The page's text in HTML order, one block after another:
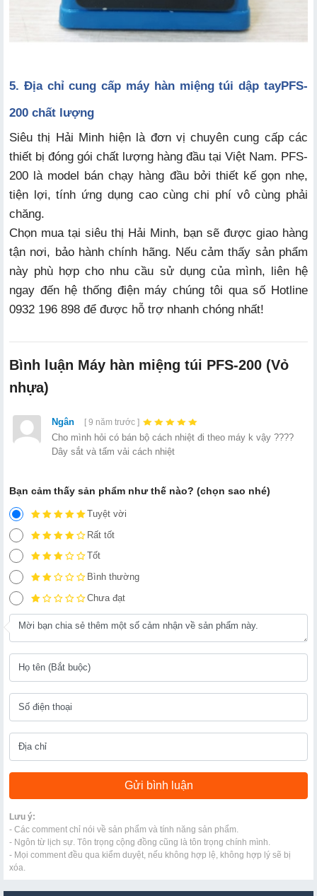
5. Địa chỉ cung cấp máy hàn miệng túi dập tayPFS-
200 chất lượng
Siêu thị Hải Minh hiện là đơn vị chuyên cung cấp các
thiết bị đóng gói chất lượng hàng đầu tại Việt Nam. PFS-
200 là model bán chạy hàng đầu bởi thiết kế gọn nhẹ,
tiện lợi, tính ứng dụng cao cùng chi phí vô cùng phải
chăng.
Chọn mua tại siêu thị Hải Minh, bạn sẽ được giao hàng
tận nơi, bảo hành chính hãng. Nếu cảm thấy sản phẩm
này phù hợp cho nhu cầu sử dụng của mình, liên hệ
ngay đến hệ thống điện máy chúng tôi qua số Hotline
0932 196 898 để được hỗ trợ nhanh chóng nhất!
Bình luận Máy hàn miệng túi PFS-200 (Vỏ
nhựa)
Ngân [ 9 năm trước ]
Cho mình hỏi có bán bộ cách nhiệt đi theo máy k vậy ????
Dây sắt và tấm vải cách nhiệt
Bạn cảm thấy sản phẩm như thế nào? (chọn sao nhé)
Tuyệt vời
Rất tốt
Tốt
Bình thường
Chưa đạt
Lưu ý:
- Các comment chỉ nói về sản phẩm và tính năng sản phẩm.
- Ngôn từ lịch sự. Tôn trọng cộng đồng cũng là tôn trọng chính mình.
- Mọi comment đều qua kiểm duyệt, nếu không hợp lệ, không hợp lý sẽ bị
xóa.